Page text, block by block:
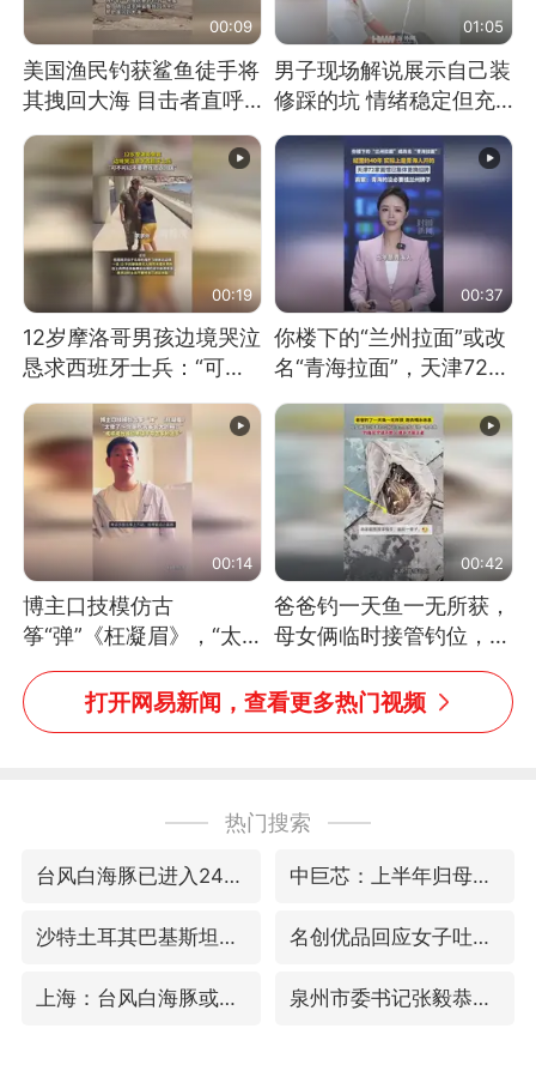
00:09
美国渔民钓获鲨鱼徒手将
其拽回大海 目击者直呼
震惊 （视频来源：参考
消息）
01:05
男子现场解说展示自己装
修踩的坑 情绪稳定但充
满无奈 每处都有精心设
计 但每处都有瑕疵 网
友：一开始我没笑 但看
到洗手盆我没绷住
00:19
12岁摩洛哥男孩边境哭泣
恳求西班牙士兵：“可不
可以不要把我遣返回国”
00:37
你楼下的“兰州拉面”或改
名“青海拉面”，天津72家
面馆已集体更换招牌
00:14
博主口技模仿古
筝“弹”《枉凝眉》，“太
像了～你是吃古筝长大的
吗？”“或将成为首位考级
不带古筝的选手。”（来
00:42
爸爸钓一天鱼一无所获，
母女俩临时接管钓位，用
玩具鱼竿钓上大鱼
打开网易新闻，查看更多热门视频
热门搜索
台风白海豚已进入24小时警戒线 中巨芯：上半年归母净利润1405.77万元
沙特土耳其巴基斯坦签署共同防务协议 名创优品回应女子吐槽内裤质量差
上海：台风白海豚或将带来龙卷风 泉州市委书记张毅恭被查